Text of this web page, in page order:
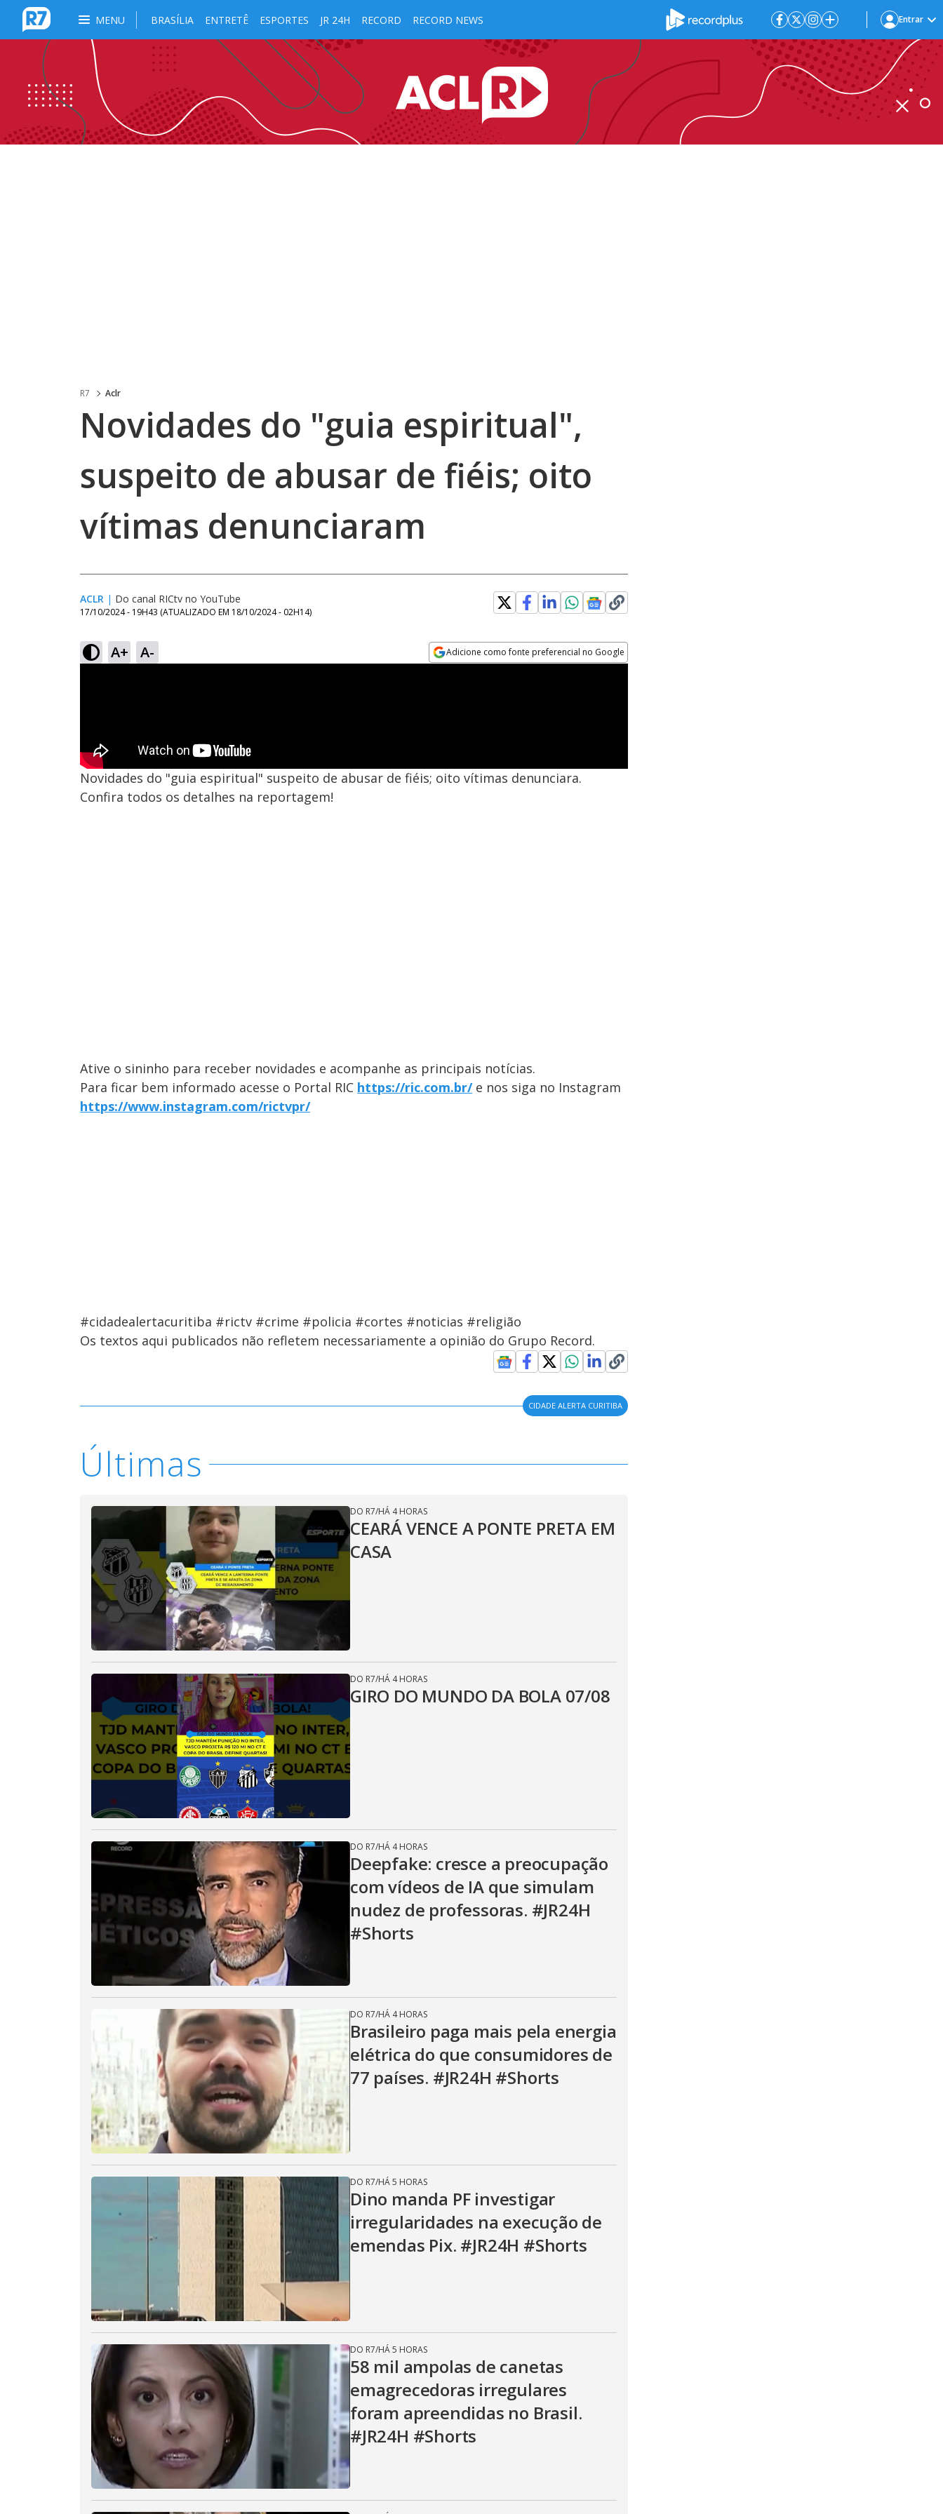
MENU BRASÍLIA ENTRETÊ ESPORTES JR 24H RECORD RECORD NEWS Entrar
R7 Aclr
Novidades do "guia espiritual",
suspeito de abusar de fiéis; oito
vítimas denunciaram
ACLR | Do canal RICtv no YouTube
17/10/2024 - 19H43 (ATUALIZADO EM 18/10/2024 - 02H14)
A+ A- Adicione como fonte preferencial no Google
Novidades do "guia espiritual" suspeito de abusar de fiéis; oito vítimas denunciara.
Confira todos os detalhes na reportagem!
Ative o sininho para receber novidades e acompanhe as principais notícias.
Para ficar bem informado acesse o Portal ​RIC https://ric.com.br/e nos siga no Instagram
https://www.instagram.com/rictvpr/
#cidadealertacuritiba #rictv #crime #policia #cortes #noticias #religião
Os textos aqui publicados não refletem necessariamente a opinião do Grupo Record.
CIDADE ALERTA CURITIBA
Últimas
DO R7/HÁ 4 HORAS
CEARÁ VENCE A PONTE PRETA EM
CASA
DO R7/HÁ 4 HORAS
GIRO DO MUNDO DA BOLA 07/08
DO R7/HÁ 4 HORAS
Deepfake: cresce a preocupação
com vídeos de IA que simulam
nudez de professoras. #JR24H
#Shorts
DO R7/HÁ 4 HORAS
Brasileiro paga mais pela energia
elétrica do que consumidores de
77 países. #JR24H #Shorts
DO R7/HÁ 5 HORAS
Dino manda PF investigar
irregularidades na execução de
emendas Pix. #JR24H #Shorts
DO R7/HÁ 5 HORAS
58 mil ampolas de canetas
emagrecedoras irregulares
foram apreendidas no Brasil.
#JR24H #Shorts